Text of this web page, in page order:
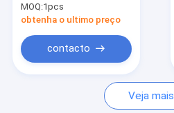
Controle da qualidade
Contacte-nos
MOQ:1pcs
obtenha o ultimo preço
contacto
Veja mais